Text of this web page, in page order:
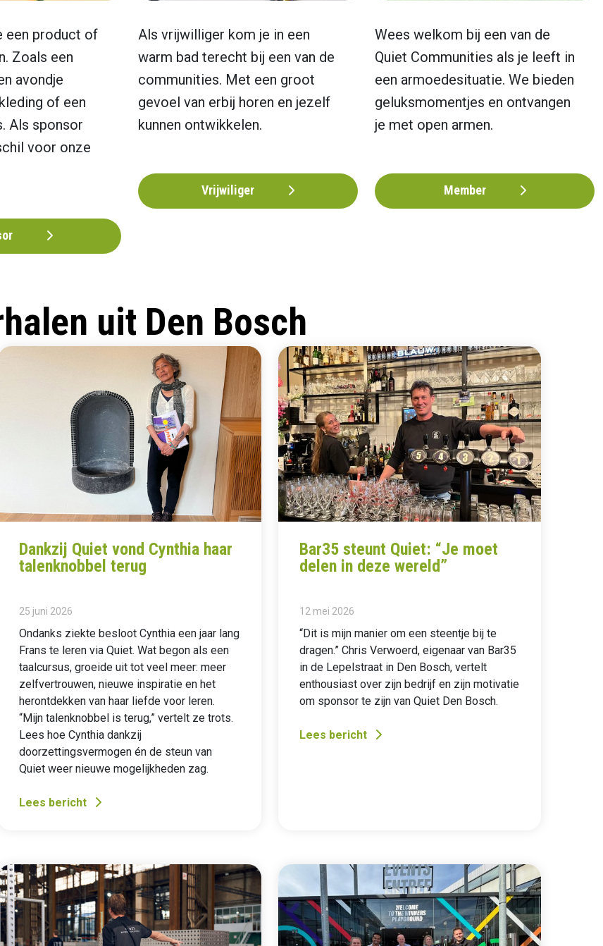
een product of
Zoals een
avondje
of een
Als sponsor
voor onze
Als vrijwilliger kom je in een
warm bad terecht bij een van de
communities. Met een groot
gevoel van erbij horen en jezelf
kunnen ontwikkelen.
Vrijwiliger
Wees welkom bij een van de
Quiet Communities als je leeft in
een armoedesituatie. We bieden
geluksmomentjes en ontvangen
je met open armen.
Member
uit Den Bosch
Dankzij Quiet vond Cynthia haar
talenknobbel terug
25 juni 2026
Ondanks ziekte besloot Cynthia een jaar lang
Frans te leren via Quiet. Wat begon als een
taalcursus, groeide uit tot veel meer: meer
zelfvertrouwen, nieuwe inspiratie en het
herontdekken van haar liefde voor leren.
“Mijn talenknobbel is terug,” vertelt ze trots.
Lees hoe Cynthia dankzij
doorzettingsvermogen én de steun van
Quiet weer nieuwe mogelijkheden zag.
Lees bericht
Bar35 steunt Quiet: “Je moet
delen in deze wereld”
12 mei 2026
“Dit is mijn manier om een steentje bij te
dragen.” Chris Verwoerd, eigenaar van Bar35
in de Lepelstraat in Den Bosch, vertelt
enthousiast over zijn bedrijf en zijn motivatie
om sponsor te zijn van Quiet Den Bosch.
Lees bericht